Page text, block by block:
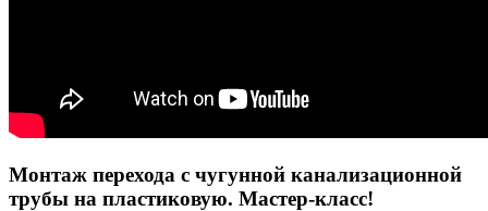
Монтаж перехода с чугунной канализационной
трубы на пластиковую. Мастер-класс!